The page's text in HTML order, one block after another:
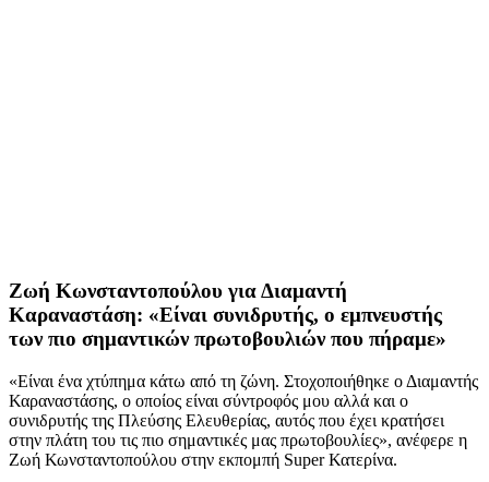
Ζωή Κωνσταντοπούλου για Διαμαντή
Καραναστάση: «Είναι συνιδρυτής, ο εμπνευστής
των πιο σημαντικών πρωτοβουλιών που πήραμε»
«Είναι ένα χτύπημα κάτω από τη ζώνη. Στοχοποιήθηκε ο Διαμαντής
Καραναστάσης, ο οποίος είναι σύντροφός μου αλλά και ο
συνιδρυτής της Πλεύσης Ελευθερίας, αυτός που έχει κρατήσει
στην πλάτη του τις πιο σημαντικές μας πρωτοβουλίες», ανέφερε η
Ζωή Κωνσταντοπούλου στην εκπομπή Super Κατερίνα.